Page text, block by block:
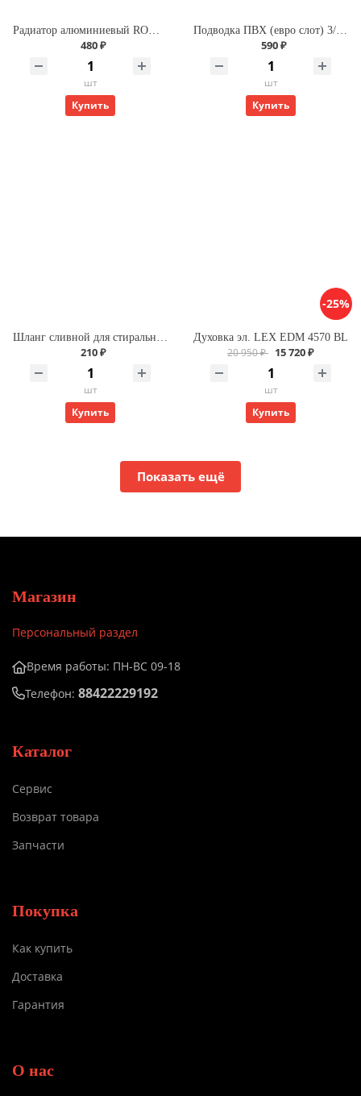
480 ₽
шт
Купить
590 ₽
шт
Купить
210 ₽
шт
Купить
-25%
Духовка эл. LEX EDM 4570 BL
20 950 ₽ 15 720 ₽
шт
Купить
Показать ещё
Магазин
Персональный раздел
Время работы: ПН-ВС 09-18
Телефон: 88422229192
Каталог
Сервис
Возврат товара
Запчасти
Покупка
Как купить
Доставка
Гарантия
О нас